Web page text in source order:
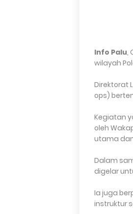
Info Palu,
wilayah
Direktorat
ops)
Kegiatan
oleh
utama
Dalam
digelar
Ia juga
instruktur